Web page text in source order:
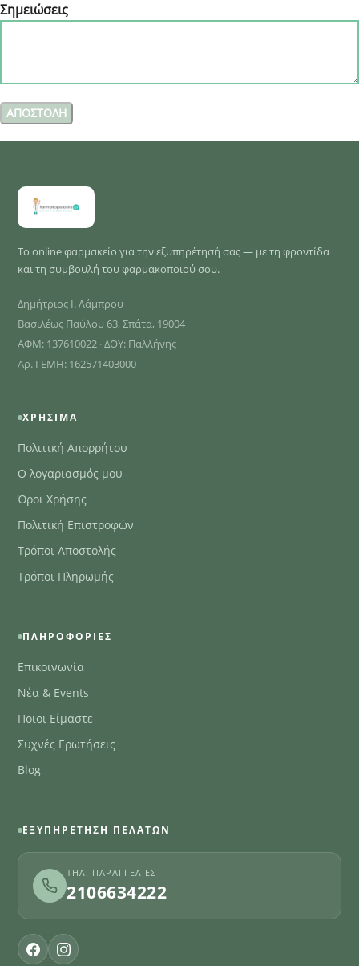
Σημειώσεις
Το online φαρμακείο για την εξυπηρέτησή σας — με τη φροντίδα
και τη συμβουλή του φαρμακοποιού σου.
Δημήτριος Ι. Λάμπρου
Βασιλέως Παύλου 63, Σπάτα, 19004
ΑΦΜ: 137610022 · ΔΟΥ: Παλλήνης
Αρ. ΓΕΜΗ: 162571403000
ΧΡΉΣΙΜΑ
Πολιτική Απορρήτου
Ο λογαριασμός μου
Όροι Χρήσης
Πολιτική Επιστροφών
Τρόποι Αποστολής
Τρόποι Πληρωμής
ΠΛΗΡΟΦΟΡΊΕΣ
Επικοινωνία
Νέα & Events
Ποιοι Είμαστε
Συχνές Ερωτήσεις
Blog
ΕΞΥΠΗΡΈΤΗΣΗ ΠΕΛΑΤΏΝ
ΤΗΛ. ΠΑΡΑΓΓΕΛΊΕΣ
2106634222